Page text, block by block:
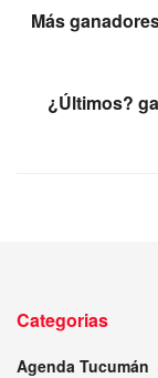
Más
¿Últimos?
Categorias
Agenda Tucumán